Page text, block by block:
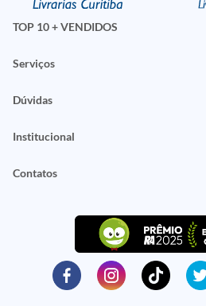
TOP 10 + VENDIDOS
Serviços
Dúvidas
Institucional
Contatos